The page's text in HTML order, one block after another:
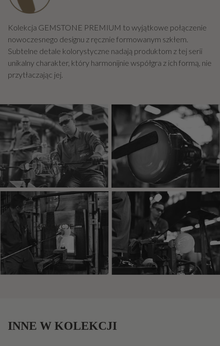
KOLEKCJE
Kolekcja GEMSTONE PREMIUM to wyjątkowe połączenie
nowoczesnego designu z ręcznie formowanym szkłem.
Subtelne detale kolorystyczne nadają produktom z tej serii
unikalny charakter, który harmonijnie współgra z ich formą, nie
przytłaczając jej.
INNE W KOLEKCJI